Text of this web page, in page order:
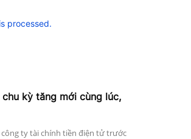
processed.
kỳ tăng mới cùng lúc,
công ty tài chính tiền điện tử trước